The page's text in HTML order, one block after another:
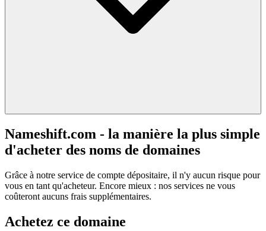
Nameshift.com - la manière la plus simple
d'acheter des noms de domaines
Grâce à notre service de compte dépositaire, il n'y aucun risque pour
vous en tant qu'acheteur. Encore mieux : nos services ne vous
coûteront aucuns frais supplémentaires.
Achetez ce domaine